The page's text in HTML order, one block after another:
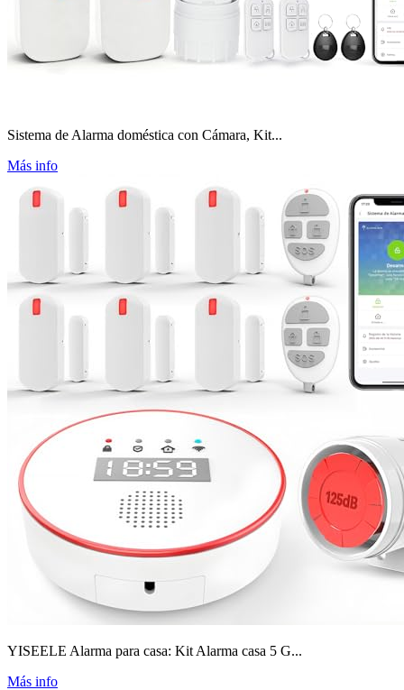
Sistema de Alarma doméstica con Cámara, Kit...
Más info
YISEELE Alarma para casa: Kit Alarma casa 5 G...
Más info